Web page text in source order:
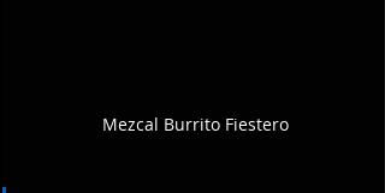
Mezcal Burrito Fiestero